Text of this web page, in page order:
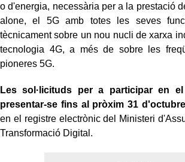
o d'energia, necessària per a la prestació
alone, el 5G amb totes les seves
tècnicament sobre un nou nucli de xarxa
tecnologia 4G, a més de sobre les
pioneres 5G.
Les sol·licituds per a participar en
presentar-se fins al pròxim 31
en el registre electrònic del Ministeri
Transformació Digital.